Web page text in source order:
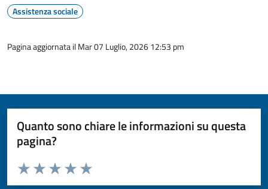
Assistenza sociale
Pagina aggiornata il Mar 07 Luglio, 2026 12:53 pm
Quanto sono chiare le informazioni su questa
pagina?
Valuta da 1 a 5 stelle la pagina
Valuta 5 stelle su 5
Valuta 4 stelle su 5
Valuta 3 stelle su 5
Valuta 2 stelle su 5
Valuta 1 stelle su 5